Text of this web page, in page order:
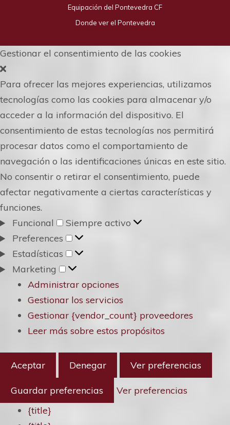
Equipación del Pontevedra CF
Donde ver el Pontevedra
Gestionar el consentimiento de las cookies
Para ofrecer las mejores experiencias, utilizamos
tecnologías como las cookies para almacenar y/o
acceder a la información del dispositivo. El
consentimiento de estas tecnologías nos permitirá
procesar datos como el comportamiento de
navegación o las identificaciones únicas en este sitio.
No consentir o retirar el consentimiento, puede
afectar negativamente a ciertas características y
funciones.
Funcional
Funcional
Siempre activo
Preferences
Preferences
Estadísticas
Estadísticas
Marketing
Marketing
Administrar opciones
Gestionar los servicios
Gestionar {vendor_count} proveedores
Leer más sobre estos propósitos
Aceptar Denegar Ver preferencias
Guardar preferencias
Ver preferencias
{title}